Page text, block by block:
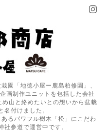
園「地徳小屋ー鹿島柏修園」、
画制作ユニットを包括した会社
山と絡めたいとの想いから盆栽
名付けました。
るパワフル樹木「松」にこだわ
社参道で運営中です。